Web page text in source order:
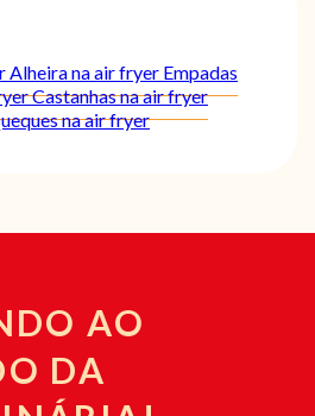
Alheira na air fryer Empadas
Castanhas na air fryer
na air fryer
AO
DA